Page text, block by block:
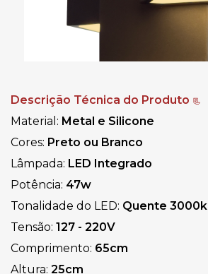
Descrição Técnica do Produto 📃
Material: Metal e Silicone
Cores: Preto ou Branco
Lâmpada: LED Integrado
Potência: 47w
Tonalidade do LED: Quente 3000k
Tensão: 127 - 220V
Comprimento: 65cm
Altura: 25cm